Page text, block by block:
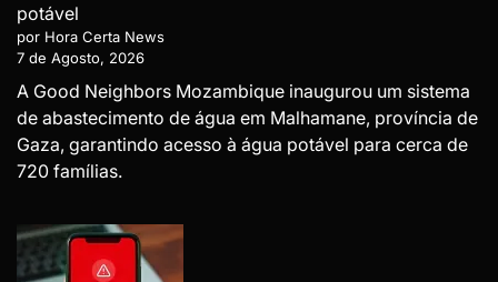
potável
por Hora Certa News
7 de Agosto, 2026
A Good Neighbors Mozambique inaugurou um sistema
de abastecimento de água em Malhamane, província de
Gaza, garantindo acesso à água potável para cerca de
720 famílias.